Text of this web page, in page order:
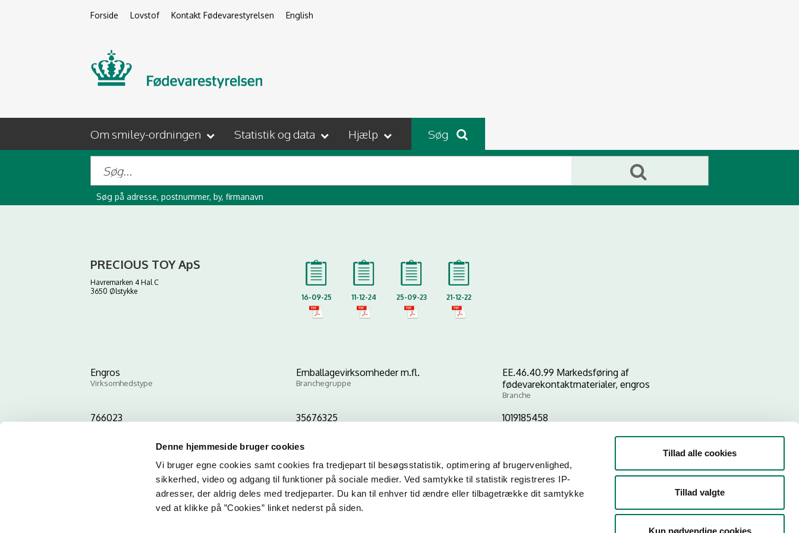
Denne hjemmeside bruger cookies
Vi bruger egne cookies samt cookies fra tredjepart til besøgsstatistik, optimering af brugervenlighed,
sikkerhed, video og adgang til funktioner på sociale medier. Ved samtykke til statistik registreres IP-
adresser, der aldrig deles med tredjeparter. Du kan til enhver tid ændre eller tilbagetrække dit samtykke
ved at klikke på ”Cookies” linket nederst på siden.
Tillad alle cookies
Tillad valgte
Kun nødvendige cookies
Forside Lovstof Kontakt Fødevarestyrelsen English
Om smiley-ordningen Statistik og data Hjælp Søg
Søg på adresse, postnummer, by, firmanavn
PRECIOUS TOY ApS
Havremarken 4 Hal C
3650 Ølstykke
16-09-25 11-12-24 25-09-23 21-12-22
Engros
Virksomhedstype
Emballagevirksomheder m.fl.
Branchegruppe
EE.46.40.99 Markedsføring af
fødevarekontaktmaterialer, engros
Branche
766023 35676325 1019185458
Kopier link til at indsætte på virksomhedens hjemmeside